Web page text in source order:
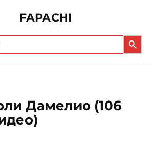
FAPACHI
Search Button
Дамелио (106